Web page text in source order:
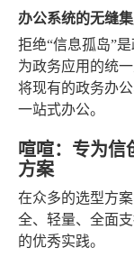
办公系统的无缝
拒绝“信息孤岛”
为政务应用的统
将现有的政务办
一站式办公。
喧喧：专为信
方案
在众多的选型方
全、轻量、全面
的优秀实践。